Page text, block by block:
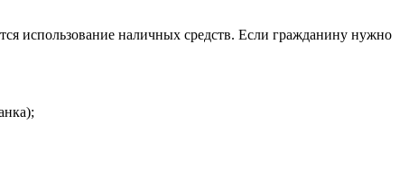
использование наличных средств. Если гражданину нужно